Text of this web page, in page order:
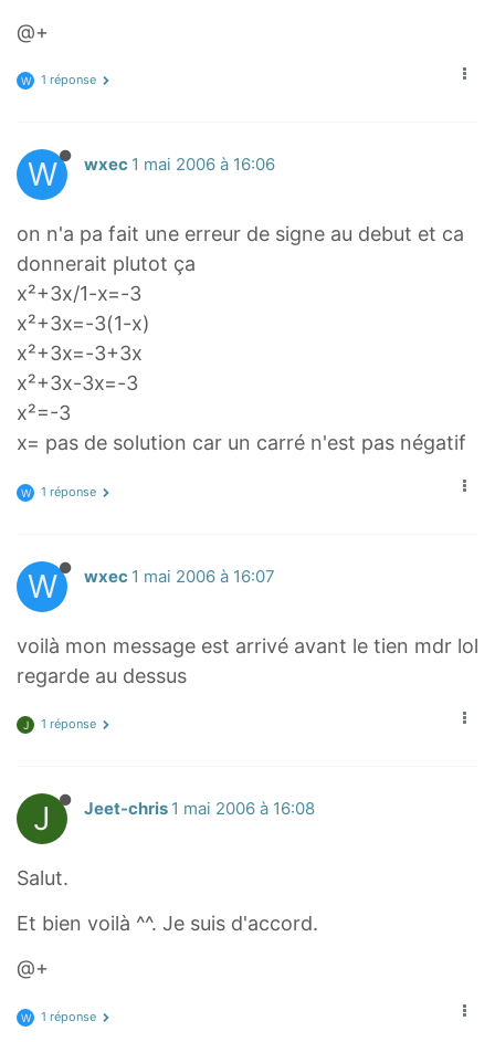
@+
W 1 réponse
W wxec 1 mai 2006 à 16:06
on n'a pa fait une erreur de signe au debut et ca
donnerait plutot ça
x²+3x/1-x=-3
x²+3x=-3(1-x)
x²+3x=-3+3x
x²+3x-3x=-3
x²=-3
x= pas de solution car un carré n'est pas négatif
W 1 réponse
W wxec 1 mai 2006 à 16:07
voilà mon message est arrivé avant le tien mdr lol
regarde au dessus
J 1 réponse
J Jeet-chris 1 mai 2006 à 16:08
Salut.
Et bien voilà ^^. Je suis d'accord.
@+
W 1 réponse